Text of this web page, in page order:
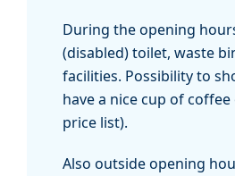
During the opening
(disabled) toilet, waste
facilities. Possibility to
have a nice cup of coffee
price list).
Also outside opening